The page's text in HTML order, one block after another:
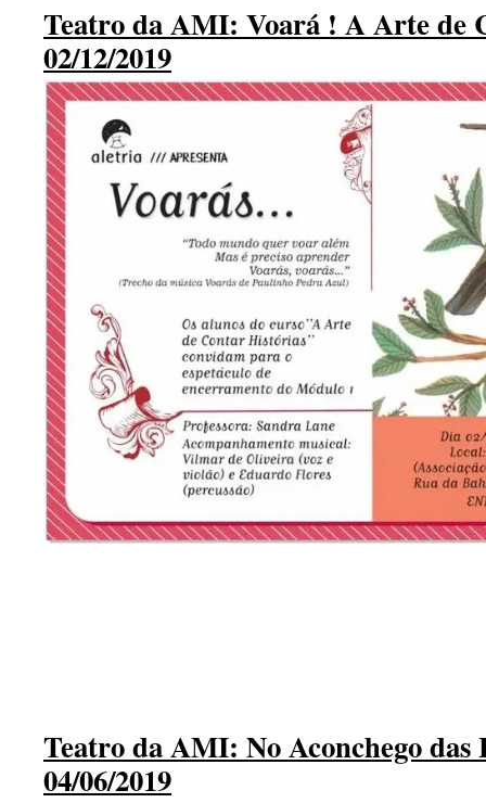
Teatro da AMI: Voará ! A Arte de
02/12/2019
Teatro da AMI: No Aconchego das
04/06/2019